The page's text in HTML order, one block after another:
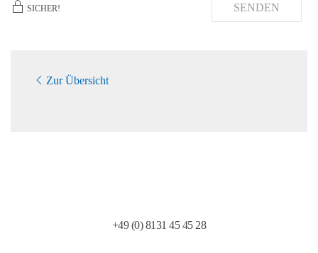
SICHER! SENDEN
Zur Übersicht
+49 (0) 8131 45 45 28